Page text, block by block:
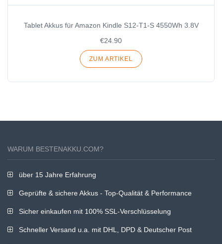
Tablet Akkus für Amazon Kindle S12-T1-S 4550Wh 3.8V
€24.90
ZUM ARTIKEL
WARUM BESTENAKKU.COM?
über 15 Jahre Erfahrung
Geprüfte & sichere Akkus - Top-Qualität & Performance
Sicher einkaufen mit 100% SSL-Verschlüsselung
Schneller Versand u.a. mit DHL, DPD & Deutscher Post